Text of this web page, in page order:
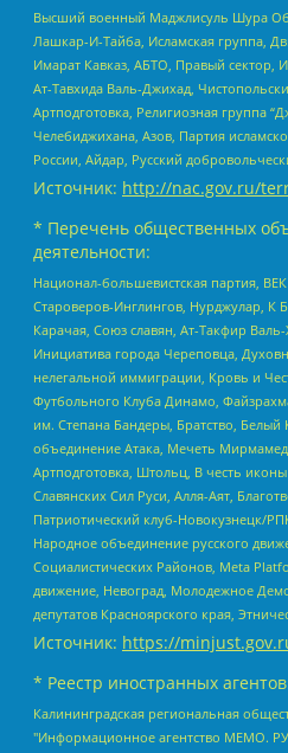
Высший военный Маджлисуль Шура
Лашкар-И-Тайба, Исламская группа,
Имарат Кавказ, АБТО, Правый сектор,
Ат-Тавхида Валь-Джихад,
Артподготовка, Религиозная группа
Челебиджихана, Азов, Партия
России, Айдар, Русский
Источник: http://nac.gov.ru/
* Перечень общественных
деятельности:
Национал-большевистская партия,
Староверов-Инглингов, Нурджулар, К
Карачая, Союз славян, Ат-Такфир
Инициатива города Череповца,
нелегальной иммиграции, Кровь и
Футбольного Клуба Динамо,
им. Степана Бандеры, Братство,
объединение Атака, Мечеть
Артподготовка, Штольц, В честь
Славянских Сил Руси, Алля-Аят,
Патриотический клуб-Новокузнецк/
Народное объединение русского
Социалистических Районов, Meta
движение, Невоград, Молодежное
депутатов Красноярского края,
Источник: https://
* Реестр иностранных
Калининградская региональная общественная организация "Экозащита!-Женсовет", Фонд содействия защите прав и свобод граждан "Общественный вердикт", Фонд "Институт Развития Свободы Информации", Частное учреждение "Информационное агентство МЕМО. РУ", Региональная общественная организация "Общественная комиссия по сохранению наследия академика Сахарова", Фонд поддержки свободы прессы, Санкт-Петербургская общественная правозащитная организация "Гражданский контроль", Межрегиональная общественная организация "Информационно-просветительский центр "Мемориал", Региональный Фонд "Центр Защиты Прав Средств Массовой Информации", с 05.12.2023 Фонд "Центр Защиты Прав Средств массовой информации", Региональная общественная благотворительная организация помощи беженцам и мигрантам "Гражданское содействие", Негосударственное образовательное учреждение дополнительного профессионального образования (повышение квалификации) специалистов "АКАДЕМИЯ ПО ПРАВАМ ЧЕЛОВЕКА", Свердловская региональная общественная организация "Сутяжник", Автономная некоммерческая организация "Центр независимых социологических исследований", Союз общественных объединений "Российский исследовательский центр по правам человека", Региональное общественное учреждение научно-информационный центр "МЕМОРИАЛ", Некоммерческая организация "Фонд защиты гласности", Автономная некоммерческая организация "Институт прав человека", Городская общественная организация "Екатеринбургское общество "МЕМОРИАЛ", Городская общественная организация "Рязанское историко-просветительское и правозащитное общество "Мемориал" (Рязанский Мемориал), Челябинский региональный орган